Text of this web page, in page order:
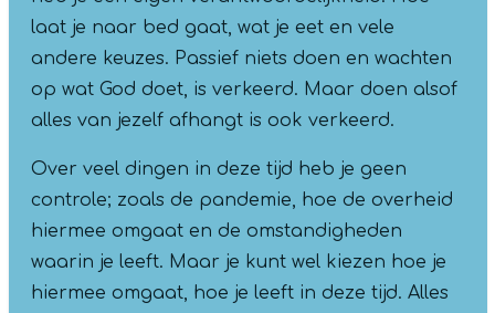
laat je naar bed gaat, wat je eet en vele
andere keuzes. Passief niets doen en wachten
op wat God doet, is verkeerd. Maar doen alsof
alles van jezelf afhangt is ook verkeerd.
Over veel dingen in deze tijd heb je geen
controle; zoals de pandemie, hoe de overheid
hiermee omgaat en de omstandigheden
waarin je leeft. Maar je kunt wel kiezen hoe je
hiermee omgaat, hoe je leeft in deze tijd. Alles